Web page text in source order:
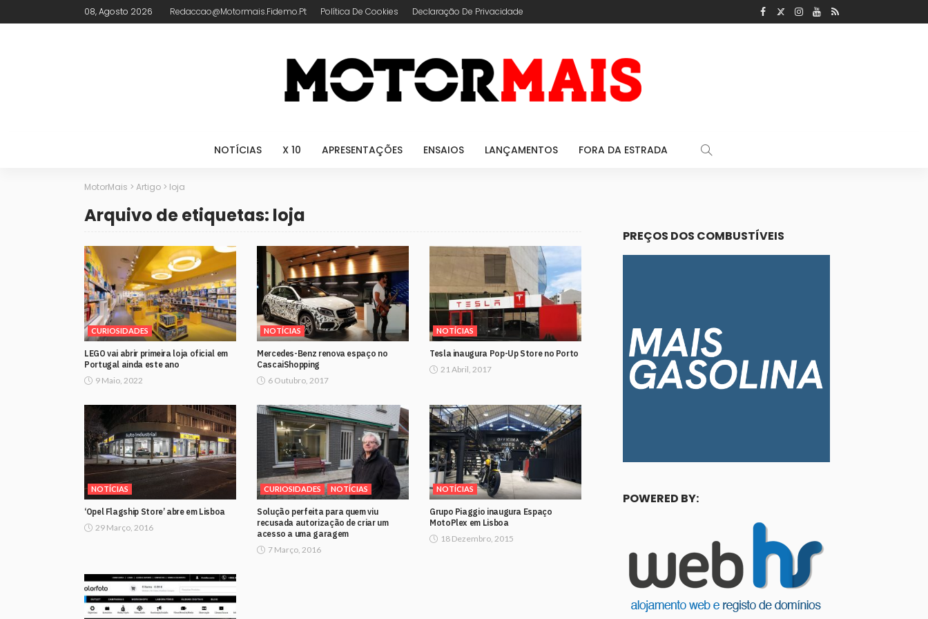
08, Agosto 2026 Redaccao@motormais.fidemo.pt Política De Cookies Declaração De Privacidade
NOTÍCIAS X 10 APRESENTAÇÕES ENSAIOS LANÇAMENTOS FORA DA ESTRADA
MotorMais > Artigo > loja
Arquivo de etiquetas: loja
CURIOSIDADES
LEGO vai abrir primeira loja oficial em
Portugal ainda este ano
9 Maio, 2022
NOTÍCIAS
Mercedes-Benz renova espaço no
CascaiShopping
6 Outubro, 2017
NOTÍCIAS
Tesla inaugura Pop-Up Store no Porto
21 Abril, 2017
NOTÍCIAS
‘Opel Flagship Store’ abre em Lisboa
29 Março, 2016
CURIOSIDADES NOTÍCIAS
Solução perfeita para quem viu
recusada autorização de criar um
acesso a uma garagem
7 Março, 2016
NOTÍCIAS
Grupo Piaggio inaugura Espaço
MotoPlex em Lisboa
18 Dezembro, 2015
PREÇOS DOS COMBUSTÍVEIS
POWERED BY: